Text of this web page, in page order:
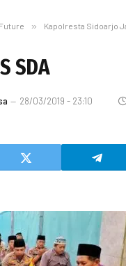
» Kapolresta Sidoarjo Jaga
SDA
28/03/2019 - 23:10